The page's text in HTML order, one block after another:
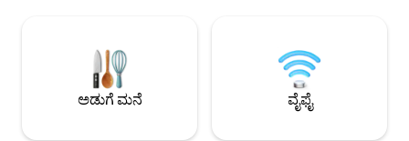
ಹೊಂದಿದೆ ಮತ್ತು ಇದು ದೊಡ್ಡ ಛಾವಣಿಯಿಂದ
ಆರಾಮವಾಗಿ ಮುಚ್ಚಲ್ಪಟ್ಟಿದೆ, ಅದರ ಅಡಿಯಲ್ಲಿ ನೀವು
ಬಾರ್ಬೆಕ್ಯೂ ಮಾಡಬಹುದು, ಡಿನ್ನರ್ ಮಾಡಬಹುದು,
ಸೋಫಾದಲ್ಲಿ ಓದಬಹುದು ಅಥವಾ
ಶೈಲಿಯನ್ನು ಇಂಧನ
ಸಂಪೂರ್ಣವಾಗಿ
ಅಡುಗೆ ಮನೆ ವೈಫೈ